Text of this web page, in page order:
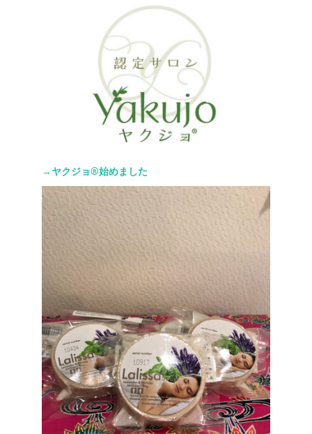
→ヤクジョ®︎始めました